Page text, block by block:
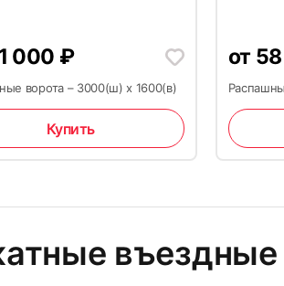
29
32
000 ₽
ворота – 3000(ш) x 1600(в)
Купить
от
въездные